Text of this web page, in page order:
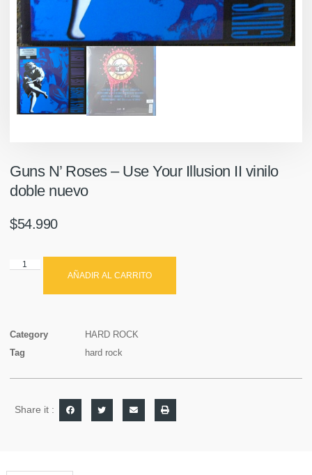
Guns N’ Roses – Use Your Illusion II vinilo
doble nuevo
$54.990
AÑADIR AL CARRITO
Category
HARD ROCK
Tag
hard rock
Share it :